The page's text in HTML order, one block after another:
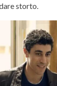
storto.